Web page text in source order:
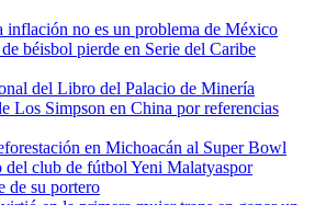
no es un problema de México
béisbol pierde en Serie del Caribe
del Libro del Palacio de Minería
Los Simpson en China por referencias
en Michoacán al Super Bowl
del club de fútbol Yeni Malatyaspor
de su portero